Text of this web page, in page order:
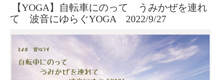
【YOGA】自転車にのって うみかぜを連れ
て 波音にゆらぐYOGA 2022/9/27